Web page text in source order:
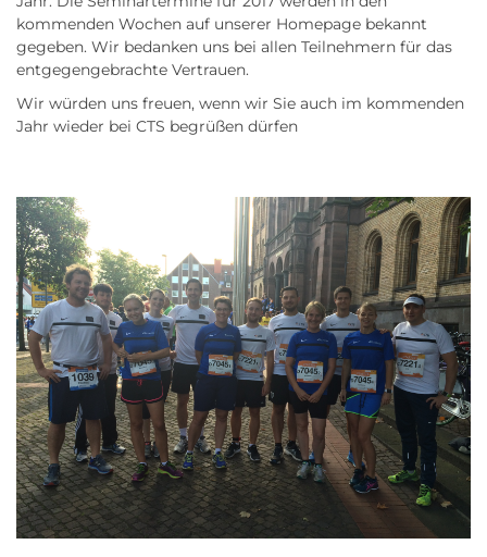
kommenden Wochen auf unserer Homepage bekannt
gegeben. Wir bedanken uns bei allen Teilnehmern für das
entgegengebrachte Vertrauen.
Wir würden uns freuen, wenn wir Sie auch im kommenden
Jahr wieder bei CTS begrüßen dürfen